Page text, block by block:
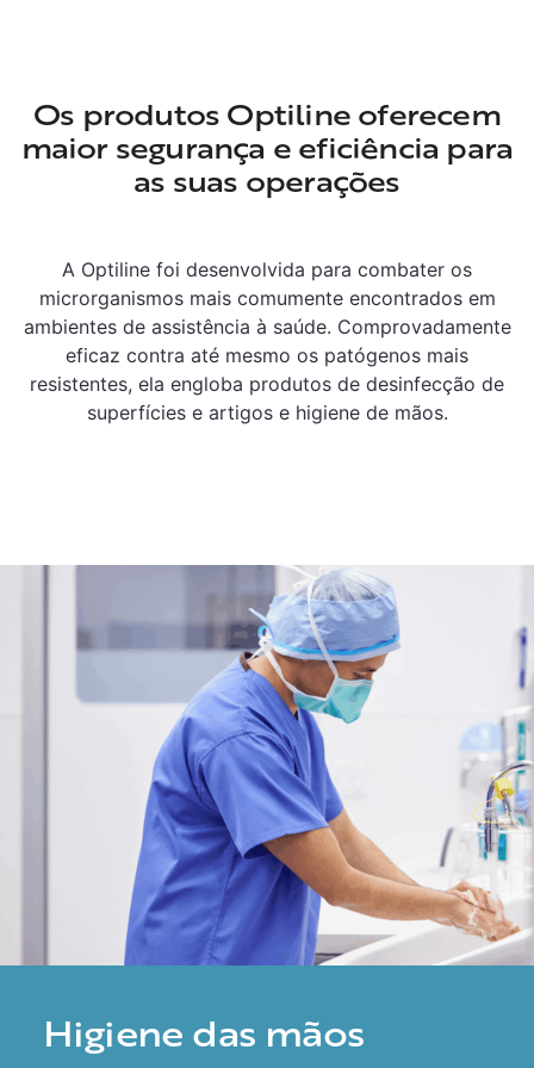
Os produtos Optiline oferecem
maior segurança e eficiência para
as suas operações
A Optiline foi desenvolvida para combater os
microrganismos mais comumente encontrados em
ambientes de assistência à saúde. Comprovadamente
eficaz contra até mesmo os patógenos mais
resistentes, ela engloba produtos de desinfecção de
superfícies e artigos e higiene de mãos.
Higiene das mãos